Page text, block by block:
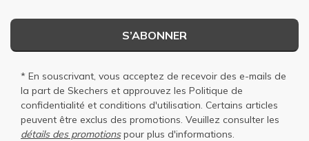
S’ABONNER
* En souscrivant, vous acceptez de recevoir des e-mails de
la part de Skechers et approuvez les Politique de
confidentialité et conditions d'utilisation . Certains articles
peuvent être exclus des promotions. Veuillez consulter les
détails des promotionspour plus d'informations.